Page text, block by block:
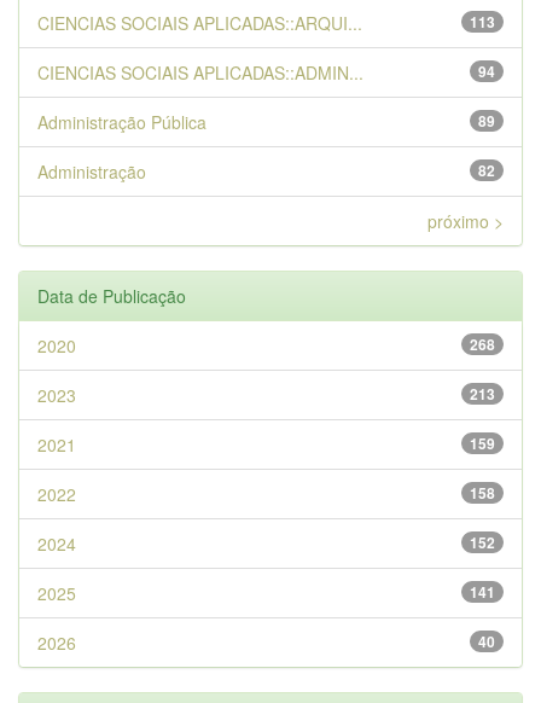
113
CIENCIAS SOCIAIS APLICADAS::ARQUI...
94
CIENCIAS SOCIAIS APLICADAS::ADMIN...
89
Administração Pública
82
Administração
próximo >
Data de Publicação
268
2020
213
2023
159
2021
158
2022
152
2024
141
2025
40
2026